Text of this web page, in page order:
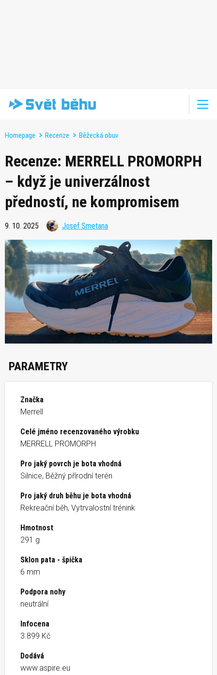
Homepage Recenze Běžecká obuv
Recenze: MERRELL PROMORPH
– když je univerzálnost
předností, ne kompromisem
9. 10. 2025 Josef Smetana
PARAMETRY
Značka
Merrell
Celé jméno recenzovaného výrobku
MERRELL PROMORPH
Pro jaký povrch je bota vhodná
Silnice, Běžný přírodní terén
Pro jaký druh běhu je bota vhodná
Rekreační běh, Vytrvalostní trénink
Hmotnost
291 g
Sklon pata - špička
6 mm
Podpora nohy
neutrální
Infocena
3.899 Kč
Dodává
www.aspire.eu